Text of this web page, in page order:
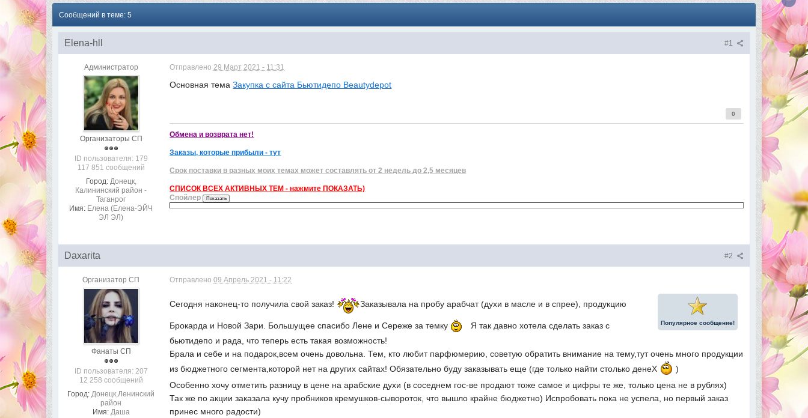
Сообщений в теме: 5
#1
Elena-hll
Администратор
Организаторы СП
ID пользователя: 179
117 851 сообщений
Город: Донецк,
Калининский район -
Таганрог
Имя: Елена (Елена-ЭЙЧ
ЭЛ ЭЛ)
Отправлено29 Март 2021 - 11:31
Основная темаЗакупка с сайта Бьютидепо Beautydepot
0
Обмена и возврата нет!
Заказы, которые прибыли - тут
Срок поставки в разных моих темах может составлять от 2 недель до 2,5 месяцев
СПИСОК ВСЕХ АКТИВНЫХ ТЕМ - нажмите ПОКАЗАТЬ)
Спойлер
#2
Daxarita
Организатор СП
Фанаты СП
ID пользователя: 207
12 258 сообщений
Город: Донецк,Ленинский
район
Имя: Даша
Отправлено09 Апрель 2021 - 11:22
Популярное сообщение!
Сегодня наконец-то получила свой заказ! Заказывала на пробу арабчат (духи в масле и в спрее), продукцию
Брокарда и Новой Зари. Большущее спасибо Лене и Сереже за темку
Я так давно хотела сделать заказ с
бьютидепо и рада, что теперь есть такая возможность!
Брала и себе и на подарок,всем очень довольна. Тем, кто любит парфюмерию, советую обратить внимание на тему,тут очень много продукции
из бюджетного сегмента,которой нет на других сайтах! Обязательно буду заказывать еще (где только найти столько денеХ
)
Особенно хочу отметить разницу в цене на арабские духи (в соседнем гос-ве продают тоже самое и цифры те же, только цена не в рублях)
Так же по акции заказала кучу пробников кремушков-сывороток, что вышло крайне бюджетно) Испробовать пока не успела, но первый заказ
принес много радости)